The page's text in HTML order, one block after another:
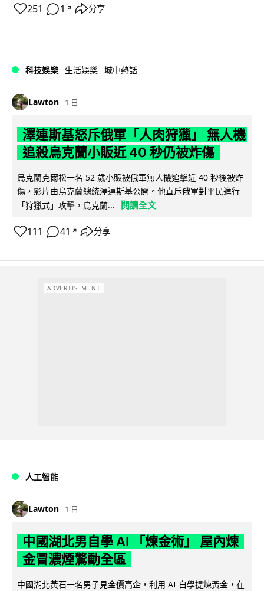
251 1 ↗ 分享
科技娛樂 生活娛樂 城中熱話
Lawton 1 日
澤連斯基怒斥俄軍「人肉狩獵」 無人機
追殺烏克蘭小販近 40 秒仍被炸傷
烏克蘭克爾松一名 52 歲小販被俄軍無人機追擊近 40 秒後被炸
傷，影片由烏克蘭總統澤連斯基公開。他直斥俄軍對平民進行
「狩獵式」攻擊，烏克蘭...
閱讀全文
111 41 ↗ 分享
ADVERTISEMENT
人工智能
Lawton 1 日
中國湖北男自學 AI 「煉金術」 屋內煉
金冒濃煙驚動全區
中國湖北黃石一名男子見金價高企，利用 AI 自學提煉黃金，在